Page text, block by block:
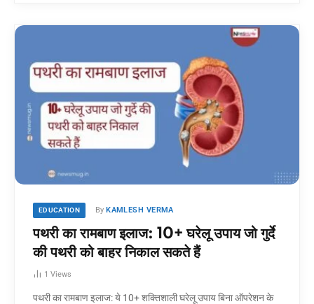
EDUCATION By KAMLESH VERMA
पथरी का रामबाण इलाज: 10+ घरेलू उपाय जो गुर्दे
की पथरी को बाहर निकाल सकते हैं
1 Views
पथरी का रामबाण इलाज: ये 10+ शक्तिशाली घरेलू उपाय बिना ऑपरेशन के